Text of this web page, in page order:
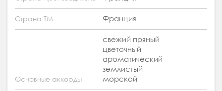
Страна ТМ Франция
Основные аккорды
свежий пряный
цветочный
ароматический
землистый
морской